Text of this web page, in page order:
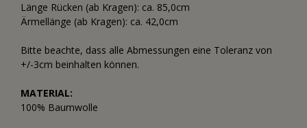
Länge Rücken (ab Kragen): ca. 85,0cm
Ärmellänge (ab Kragen): ca. 42,0cm
Bitte beachte, dass alle Abmessungen eine Toleranz von
+/-3cm beinhalten können.
MATERIAL:
100% Baumwolle